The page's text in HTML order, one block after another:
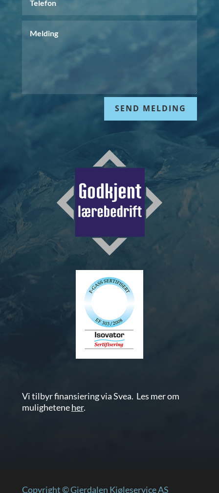
SEND MELDING
Vi tilbyr finansiering via Svea. Les mer om
muligheteneher.
Copyright © Gjerdalen Kjøleservice AS